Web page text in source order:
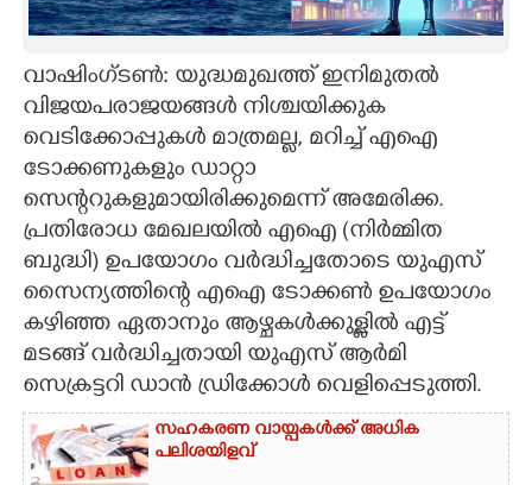
ASTRO
CARTOONS
LITERATURE
ZOOM
CONTACT US
വാഷിംഗ്ടൺ: യുദ്ധമുഖത്ത് ഇനിമുതൽ
വിജയപരാജയങ്ങൾ നിശ്ചയിക്കുക
വെടിക്കോപ്പുകൾ മാത്രമല്ല, മറിച്ച് എഐ
ടോക്കണുകളും ഡാറ്റാ
സെന്ററുകളുമായിരിക്കുമെന്ന് അമേരിക്ക.
പ്രതിരോധ മേഖലയിൽ എഐ (നിർമ്മിത
ബുദ്ധി) ഉപയോഗം വർദ്ധിച്ചതോടെ യുഎസ്
സൈന്യത്തിന്റെ എഐ ടോക്കൺ ഉപയോഗം
കഴിഞ്ഞ ഏതാനും ആഴ്ചകൾക്കുള്ളിൽ എട്ട്
മടങ്ങ് വർദ്ധിച്ചതായി യുഎസ് ആർമി
സെക്രട്ടറി ഡാൻ ഡ്രിക്കോൾ വെളിപ്പെടുത്തി.
സഹകരണ വായ്പകൾക്ക് അധിക
പലിശയിളവ്